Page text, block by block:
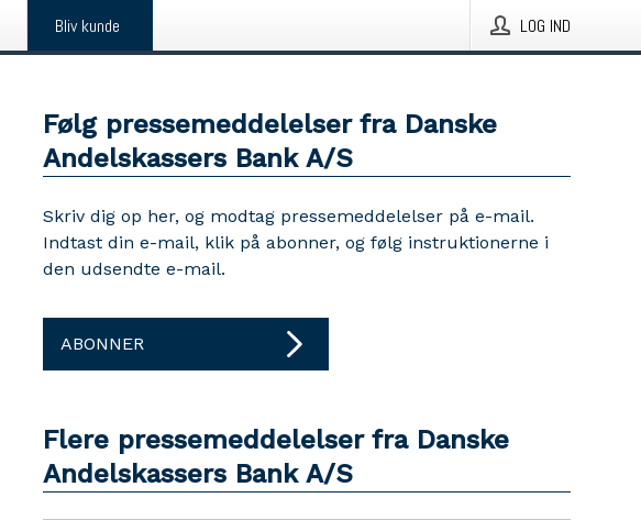
Bliv kunde LOG IND
Følg pressemeddelelser fra Danske
Andelskassers Bank A/S
Skriv dig op her, og modtag pressemeddelelser på e-mail.
Indtast din e-mail, klik på abonner, og følg instruktionerne i
den udsendte e-mail.
ABONNER
Flere pressemeddelelser fra Danske
Andelskassers Bank A/S